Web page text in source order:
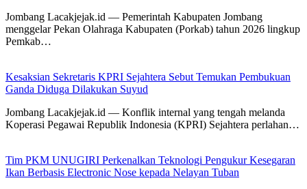
Jombang Lacakjejak.id — Pemerintah Kabupaten Jombang
menggelar Pekan Olahraga Kabupaten (Porkab) tahun 2026 lingkup
Pemkab…
Kesaksian Sekretaris KPRI Sejahtera Sebut Temukan Pembukuan
Ganda Diduga Dilakukan Suyud
Jombang Lacakjejak.id — Konflik internal yang tengah melanda
Koperasi Pegawai Republik Indonesia (KPRI) Sejahtera perlahan…
Tim PKM UNUGIRI Perkenalkan Teknologi Pengukur Kesegaran
Ikan Berbasis Electronic Nose kepada Nelayan Tuban